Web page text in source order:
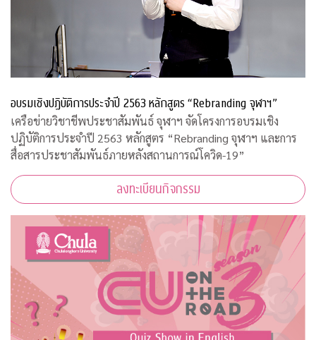
อบรมเชิงปฏิบัติการประจำปี 2563 หลักสูตร “Rebranding จุฬาฯ”
เครือข่ายวิชาชีพประชาสัมพันธ์ จุฬาฯ จัดโครงการอบรมเชิง
ปฏิบัติการประจำปี 2563 หลักสูตร “Rebranding จุฬาฯ และการ
สื่อสารประชาสัมพันธ์ภายหลังสถานการณ์โควิด-19”
ลงทะเบียนกิจกรรม